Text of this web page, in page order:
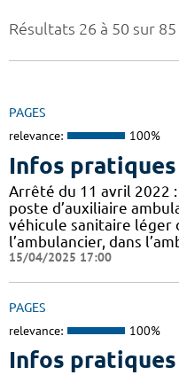
Résultats 26 à 50 sur
PAGES
relevance: 100%
Infos pratiques
Arrêté du 11 avril 2022
poste d’auxiliaire
véhicule sanitaire léger
l’ambulancier, dans
15/04/2025 17:00
PAGES
relevance: 100%
Infos